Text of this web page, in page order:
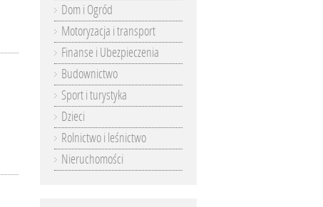
Dom i Ogród
Motoryzacja i transport
Finanse i Ubezpieczenia
Budownictwo
Sport i turystyka
Dzieci
Rolnictwo i leśnictwo
Nieruchomości